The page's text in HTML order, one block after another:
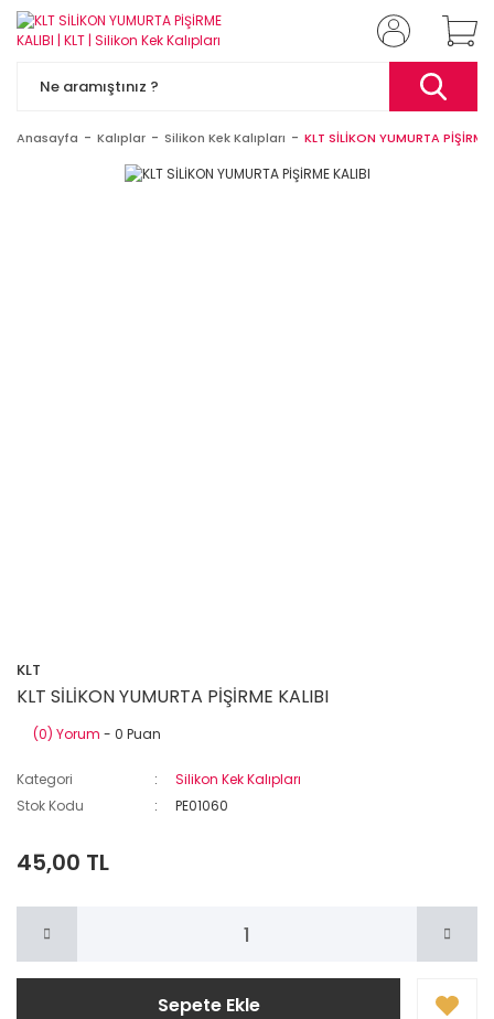
Anasayfa Kalıplar Silikon Kek Kalıpları KLT SİLİKON YUMURTA PİŞİRME
KLT
KLT SİLİKON YUMURTA PİŞİRME KALIBI
(0) Yorum - 0 Puan
Kategori
Silikon Kek Kalıpları
Stok Kodu
PE01060
45,00 TL
Sepete Ekle